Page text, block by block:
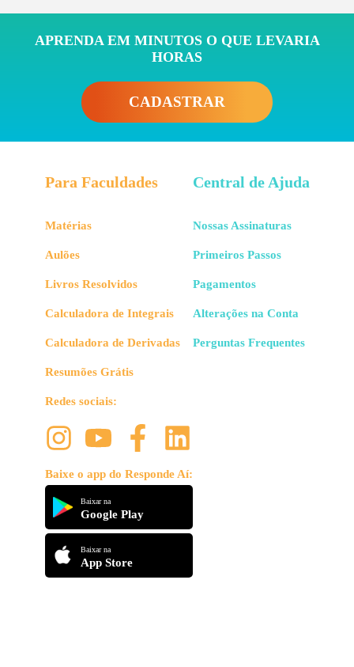
APRENDA EM MINUTOS O QUE LEVARIA
HORAS
CADASTRAR
Para Faculdades
Matérias
Aulões
Livros Resolvidos
Calculadora de Integrais
Calculadora de Derivadas
Resumões Grátis
Redes sociais:
Baixe o app do Responde Aí:
Baixar na
Google Play
Baixar na
App Store
Central de Ajuda
Nossas Assinaturas
Primeiros Passos
Pagamentos
Alterações na Conta
Perguntas Frequentes